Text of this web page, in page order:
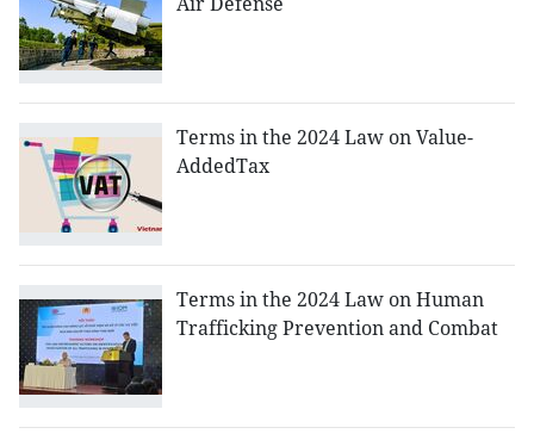
Terms in the 2024 Law on Value-
AddedTax
Terms in the 2024 Law on Human
Trafficking Prevention and Combat